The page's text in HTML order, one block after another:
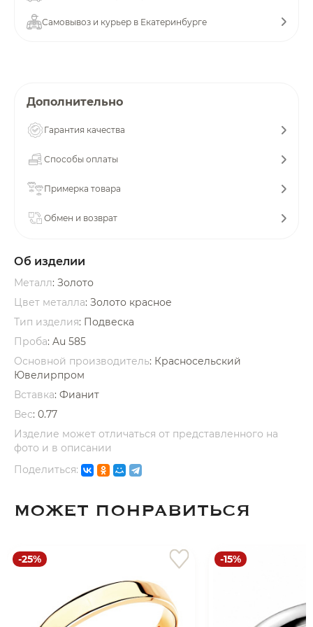
Самовывоз и курьер в Екатеринбурге
Дополнительно
Гарантия качества
Способы оплаты
Примерка товара
Обмен и возврат
Об изделии
Металл: Золото
Цвет металла: Золото красное
Тип изделия: Подвеска
Проба: Au 585
Основной производитель: Красносельский
Ювелирпром
Вставка: Фианит
Вес: 0.77
Изделие может отличаться от представленного на
фото и в описании
Поделиться:
МОЖЕТ ПОНРАВИТЬСЯ
-25% -15%
об оплате Плайтом
недели
8 800 302-02-51